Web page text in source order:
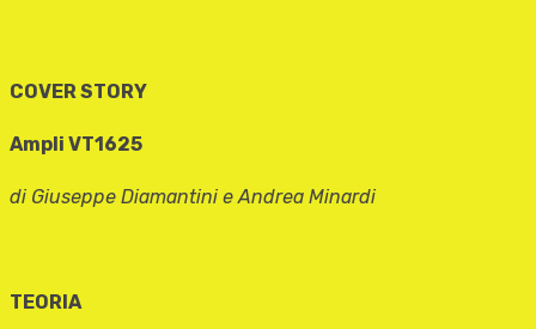
COVER STORY
Ampli VT1625
di Giuseppe Diamantini e Andrea Minardi
TEORIA